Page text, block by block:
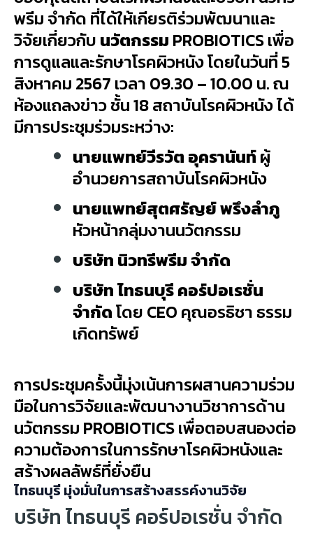
พรีม จำกัด ที่ได้ให้เกียรติร่วมพัฒนาและ
วิจัยเกี่ยวกับ นวัตกรรม PROBIOTICS เพื่อ
การดูแลและรักษาโรคผิวหนัง โดยในวันที่ 5
สิงหาคม 2567 เวลา 09.30 – 10.00 น. ณ
ห้องแถลงข่าว ชั้น 18 สถาบันโรคผิวหนัง ได้
มีการประชุมร่วมระหว่าง:
นายแพทย์วีรวัต อุครานันท์ผู้
อำนวยการสถาบันโรคผิวหนัง
นายแพทย์สุตศรัญย์ พรึงลำภู
หัวหน้ากลุ่มงานนวัตกรรม
บริษัท นิวทรีพรีม จำกัด
บริษัท ไทธนบุรี คอร์ปอเรชั่น
จำกัดโดย CEO คุณอรธิชา ธรรม
เกิดทรัพย์
การประชุมครั้งนี้มุ่งเน้นการผสานความร่วม
มือในการวิจัยและพัฒนางานวิชาการด้าน
นวัตกรรม PROBIOTICS เพื่อตอบสนองต่อ
ความต้องการในการรักษาโรคผิวหนังและ
สร้างผลลัพธ์ที่ยั่งยืน
ไทธนบุรี มุ่งมั่นในการสร้างสรรค์งานวิจัย
บริษัท ไทธนบุรี คอร์ปอเรชั่น จำกัด